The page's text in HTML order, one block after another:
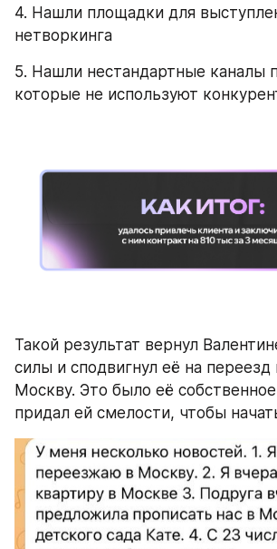
4. Нашли площадки для
нетворкинга
5. Нашли нестандартные каналы
которые не используют
Такой результат вернул
силы и сподвигнул её на переезд
Москву. Это было её
придал ей смелости, чтобы